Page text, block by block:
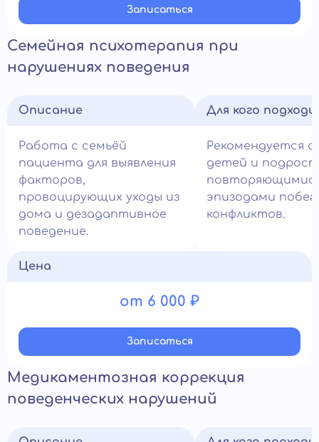
Записатьcя
Семейная психотерапия при
нарушениях поведения
Описание
Работа с семьёй
пациента для выявления
факторов,
провоцирующих уходы из
дома и дезадаптивное
поведение.
Для кого
Рекомендуется
детей и
эпизодами
конфликтов.
Цена
от 6 000 ₽
Записатьcя
Медикаментозная коррекция
поведенческих нарушений